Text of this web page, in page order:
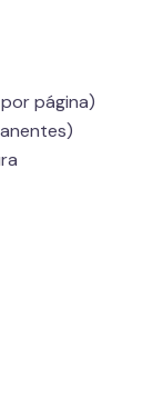
página)